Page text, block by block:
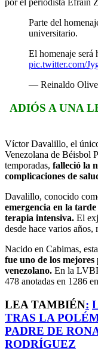
Parte del
universitario.
El homenaje será
pic.twitter.com/
— Reinaldo
ADIÓS A UNA
Víctor Davalillo, el
Venezolana de Béisbol
temporadas, falleció la
complicaciones de
Davalillo, conocido
emergencia en la
terapia intensiva. El
desde hace varios
Nacido en Cabimas,
fue uno de los
venezolano. En la
478 anotadas en 1286
LEA TAMBIÉN:
TRAS LA
PADRE DE
RODRÍGUEZ